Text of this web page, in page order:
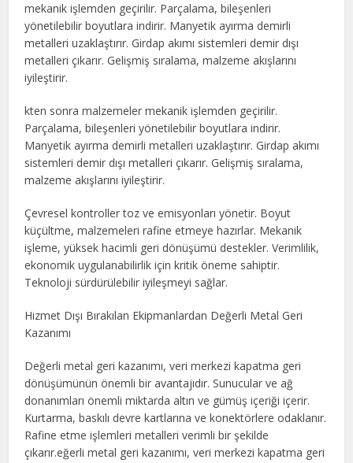
mekanik işlemden geçirilir. Parçalama, bileşenleri
yönetilebilir boyutlara indirir. Manyetik ayırma demirli
metalleri uzaklaştırır. Girdap akımı sistemleri demir dışı
metalleri çıkarır. Gelişmiş sıralama, malzeme akışlarını
iyileştirir.
kten sonra malzemeler mekanik işlemden geçirilir.
Parçalama, bileşenleri yönetilebilir boyutlara indirir.
Manyetik ayırma demirli metalleri uzaklaştırır. Girdap akımı
sistemleri demir dışı metalleri çıkarır. Gelişmiş sıralama,
malzeme akışlarını iyileştirir.
Çevresel kontroller toz ve emisyonları yönetir. Boyut
küçültme, malzemeleri rafine etmeye hazırlar. Mekanik
işleme, yüksek hacimli geri dönüşümü destekler. Verimlilik,
ekonomik uygulanabilirlik için kritik öneme sahiptir.
Teknoloji sürdürülebilir iyileşmeyi sağlar.
Hizmet Dışı Bırakılan Ekipmanlardan Değerli Metal Geri
Kazanımı
Değerli metal geri kazanımı, veri merkezi kapatma geri
dönüşümünün önemli bir avantajıdır. Sunucular ve ağ
donanımları önemli miktarda altın ve gümüş içeriği içerir.
Kurtarma, baskılı devre kartlarına ve konektörlere odaklanır.
Rafine etme işlemleri metalleri verimli bir şekilde
çıkarır.eğerli metal geri kazanımı, veri merkezi kapatma geri